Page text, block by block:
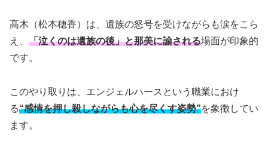
高木（松本穂香）は、遺族の怒号を受けながらも涙をこら
え、 「泣くのは遺族の後」と那美に諭される場面が印象的
です。
このやり取りは、エンジェルハースという職業におけ
る“感情を押し殺しながらも心を尽くす姿勢”を象徴してい
ます。